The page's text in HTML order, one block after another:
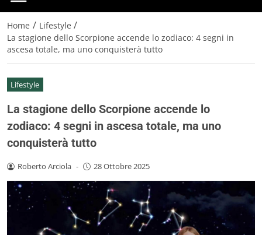
Home / Lifestyle /
La stagione dello Scorpione accende lo zodiaco: 4 segni in
ascesa totale, ma uno conquisterà tutto
Lifestyle
La stagione dello Scorpione accende lo
zodiaco: 4 segni in ascesa totale, ma uno
conquisterà tutto
Roberto Arciola - 28 Ottobre 2025